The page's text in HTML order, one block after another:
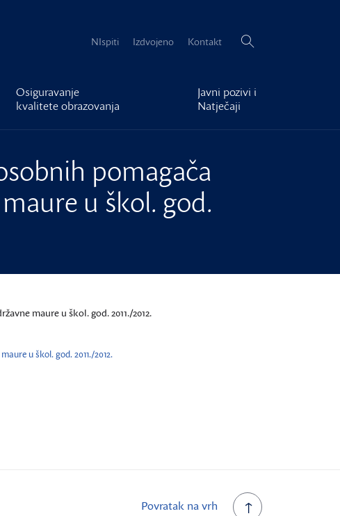
NIspiti Izdvojeno Kontakt Pretraži:
Osiguravanje
kvalitete obrazovanja
Javni pozivi i
Natječaji
pomagača
u škol. god.
maure u škol. god. 2011./2012.
u škol. god. 2011./2012.
Povratak na vrh